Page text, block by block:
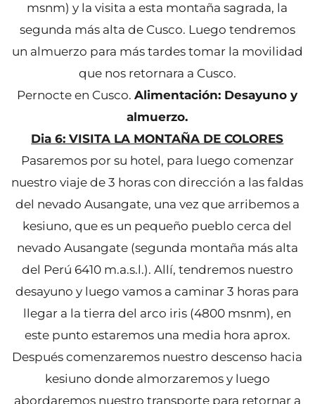
msnm) y la visita a esta montaña sagrada, la
segunda más alta de Cusco. Luego tendremos
un almuerzo para más tardes tomar la movilidad
que nos retornara a Cusco.
Pernocte en Cusco.Alimentación: Desayuno y
almuerzo.
Dia 6: VISITA LA MONTAÑA DE COLORES
Pasaremos por su hotel, para luego comenzar
nuestro viaje de 3 horas con dirección a las faldas
del nevado Ausangate, una vez que arribemos a
kesiuno, que es un pequeño pueblo cerca del
nevado Ausangate (segunda montaña más alta
del Perú 6410 m.a.s.l.). Allí, tendremos nuestro
desayuno y luego vamos a caminar 3 horas para
llegar a la tierra del arco iris (4800 msnm), en
este punto estaremos una media hora aprox.
Después comenzaremos nuestro descenso hacia
kesiuno donde almorzaremos y luego
abordaremos nuestro transporte para retornar a